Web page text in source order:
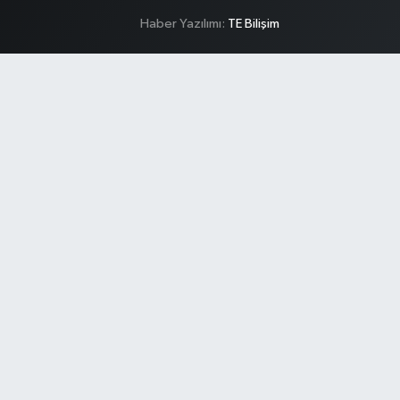
Haber Yazılımı: TE Bilişim